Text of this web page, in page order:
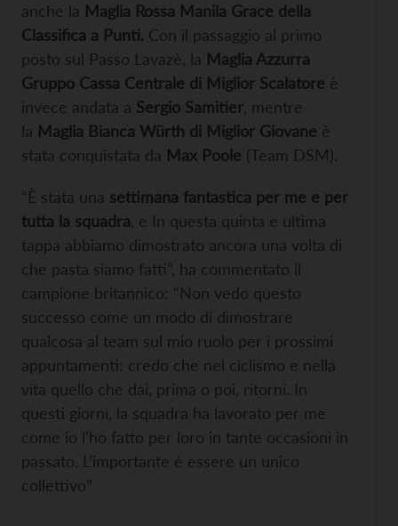
anche la Maglia Rossa Manila Grace della
Classifica a Punti. Con il passaggio al primo
posto sul Passo Lavazè, la Maglia Azzurra
Gruppo Cassa Centrale di Miglior Scalatore è
invece andata a Sergio Samitier , mentre
la Maglia Bianca Würth di Miglior Giovane è
stata conquistata da Max Poole (Team DSM).
“È stata una settimana fantastica per me e per
tutta la squadra , e In questa quinta e ultima
tappa abbiamo dimostrato ancora una volta di
che pasta siamo fatti”, ha commentato il
campione britannico: “Non vedo questo
successo come un modo di dimostrare
qualcosa al team sul mio ruolo per i prossimi
appuntamenti: credo che nel ciclismo e nella
vita quello che dai, prima o poi, ritorni. In
questi giorni, la squadra ha lavorato per me
come io l’ho fatto per loro in tante occasioni in
passato. L’importante è essere un unico
collettivo”